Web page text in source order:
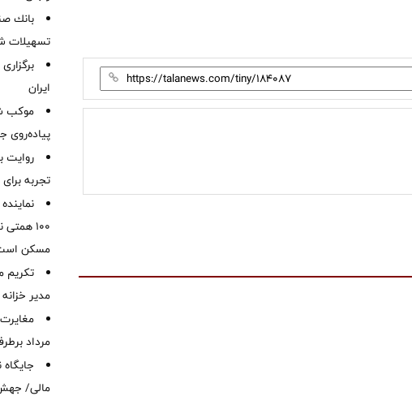
بانك
تسهیلات
ایران
موكب
پیاده‌روی
روایت
تجربه
۱۰۰
مسکن
تکریم
مدیر
مرداد